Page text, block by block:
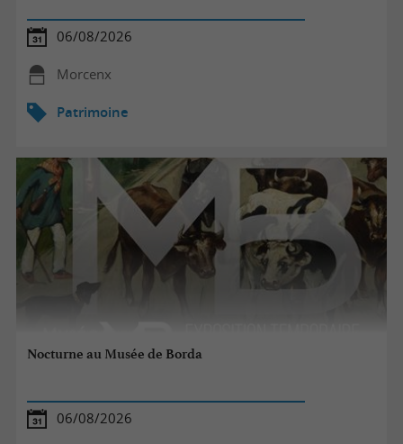
06/08/2026
Morcenx
Patrimoine
Nocturne au Musée de Borda
06/08/2026